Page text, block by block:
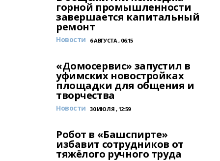
горной промышленности
завершается капитальный
ремонт
Новости 6 АВГУСТА , 06:15
«Домосервис» запустил в
уфимских новостройках
площадки для общения и
творчества
Новости 30 ИЮЛЯ , 12:59
Робот в «Башспирте»
избавит сотрудников от
тяжёлого ручного труда